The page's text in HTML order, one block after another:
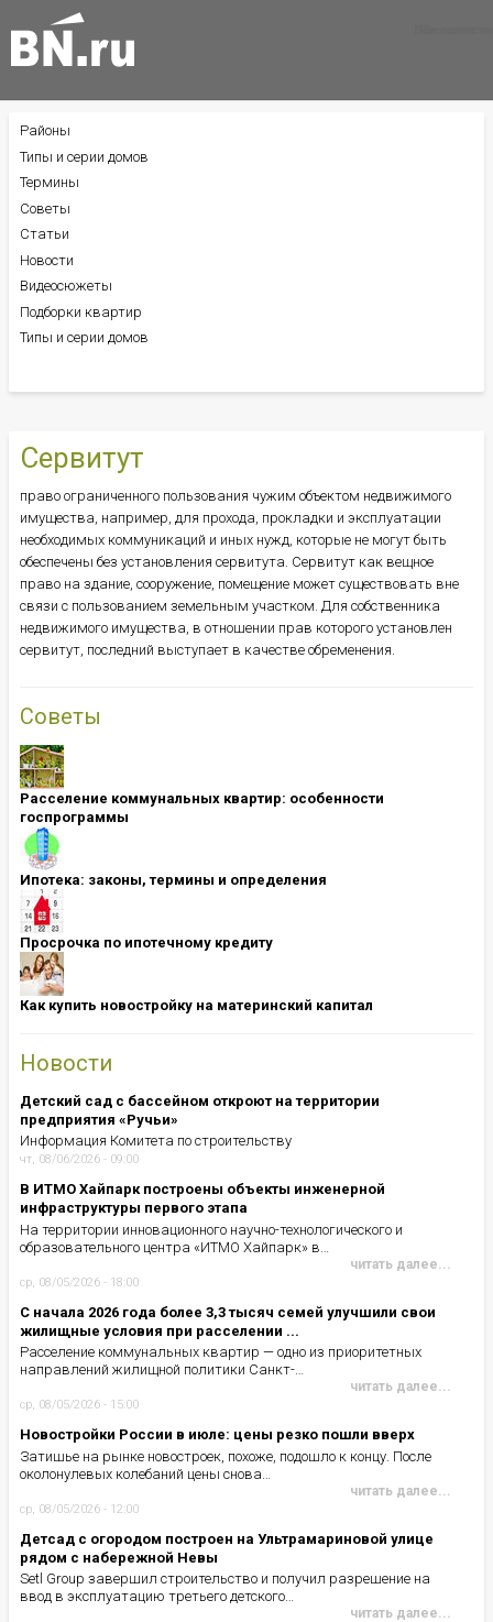
Сервитут
право ограниченного пользования чужим объектом недвижимого
имущества, например, для прохода, прокладки и эксплуатации
необходимых коммуникаций и иных нужд, которые не могут быть
обеспечены без установления сервитута. Сервитут как вещное
право на здание, сооружение, помещение может существовать вне
связи с пользованием земельным участком. Для собственника
недвижимого имущества, в отношении прав которого установлен
сервитут, последний выступает в качестве обременения.
Советы
Расселение коммунальных квартир: особенности
госпрограммы
Ипотека: ​​​​​​​законы, термины и определения
Просрочка по ипотечному кредиту
Как купить новостройку на материнский капитал
Новости
Детский сад с бассейном откроют на территории
предприятия «Ручьи»
Информация Комитета по строительству
чт, 08/06/2026 - 09:00
В ИТМО Хайпарк построены объекты инженерной
инфраструктуры первого этапа
На территории инновационного научно-технологического и
образовательного центра «ИТМО Хайпарк» в…
читать далее...
ср, 08/05/2026 - 18:00
С начала 2026 года более 3,3 тысяч семей улучшили свои
жилищные условия при расселении ...
Расселение коммунальных квартир — одно из приоритетных
направлений жилищной политики Санкт-…
читать далее...
ср, 08/05/2026 - 15:00
Новостройки России в июле: цены резко пошли вверх
Затишье на рынке новостроек, похоже, подошло к концу. После
околонулевых колебаний цены снова…
читать далее...
ср, 08/05/2026 - 12:00
Детсад с огородом построен на Ультрамариновой улице
рядом с набережной Невы
Setl Group завершил строительство и получил разрешение на
ввод в эксплуатацию третьего детского…
читать далее...
БОКОВОЕ
МЕНЮ
Районы
Типы и серии домов
Термины
Советы
Статьи
Новости
Видеосюжеты
Подборки квартир
Типы и серии домов